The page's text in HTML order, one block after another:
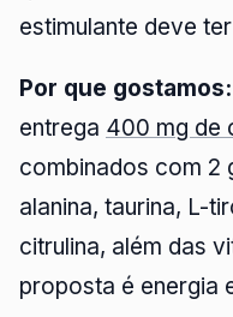
estimulante deve
Por que gostamos:
entrega 400 mg de
combinados com 2
alanina, taurina, L-
citrulina, além das
proposta é energia